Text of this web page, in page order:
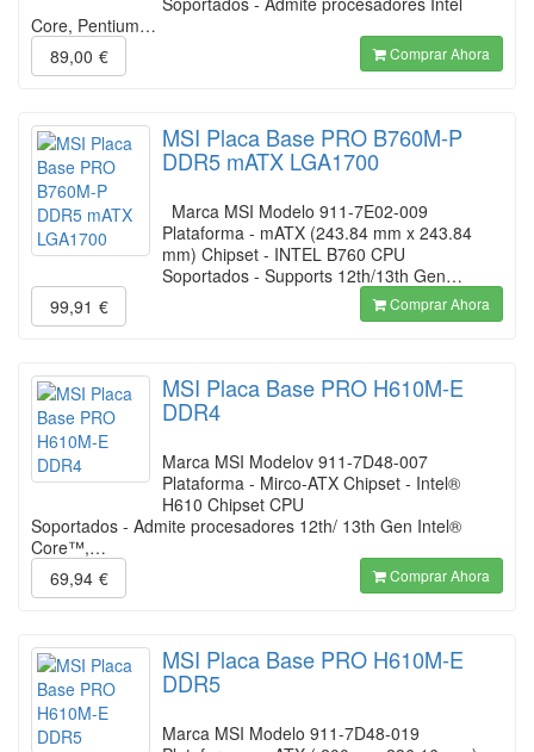
Core, Pentium…
89,00 € Comprar Ahora
MSI Placa Base PRO B760M-P
DDR5 mATX LGA1700
Marca MSI Modelo 911-7E02-009
Plataforma - mATX (243.84 mm x 243.84
mm) Chipset - INTEL B760 CPU
Soportados - Supports 12th/13th Gen…
99,91 € Comprar Ahora
MSI Placa Base PRO H610M-E
DDR4
Marca MSI Modelov 911-7D48-007
Plataforma - Mirco-ATX Chipset - Intel®
H610 Chipset CPU
Soportados - Admite procesadores 12th/ 13th Gen Intel®
Core™,…
69,94 € Comprar Ahora
MSI Placa Base PRO H610M-E
DDR5
Marca MSI Modelo 911-7D48-019